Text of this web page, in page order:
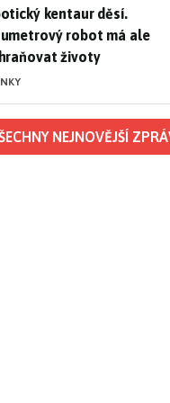
kentaur děsí.
kentaur děsí.
robot má ale
životy
NEJNOVĚJŠÍ